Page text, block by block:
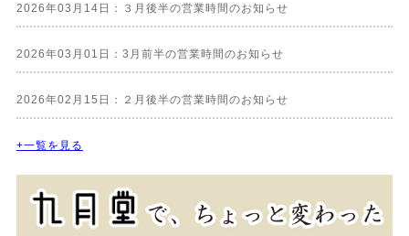
2026年03月14日：３月後半の営業時間のお知らせ
2026年03月01日：3月前半の営業時間のお知らせ
2026年02月15日：２月後半の営業時間のお知らせ
+一覧を見る